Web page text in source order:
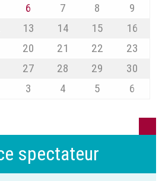
6 7 8
9
13 14 15
16
20 21 22
23
27 28 29
30
3 4 5 6
spectateur